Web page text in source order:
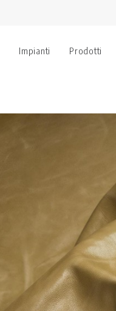
Impianti Prodotti